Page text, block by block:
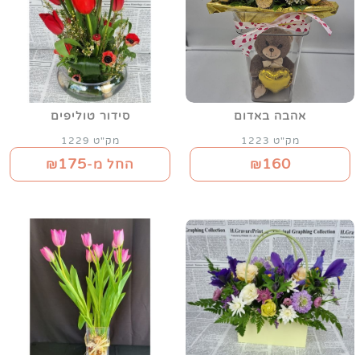
אהבה באדום
מק"ט 1223
₪160
סידור טוליפים
מק"ט 1229
החל מ-₪175